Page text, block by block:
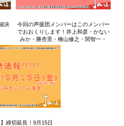
決
今回の声援団メンバーはこのメンバー
でおおくりします！井上和彦・かない
みか・勝杏里・檜山修之・関智一・
山...
】締切延長！9月15日